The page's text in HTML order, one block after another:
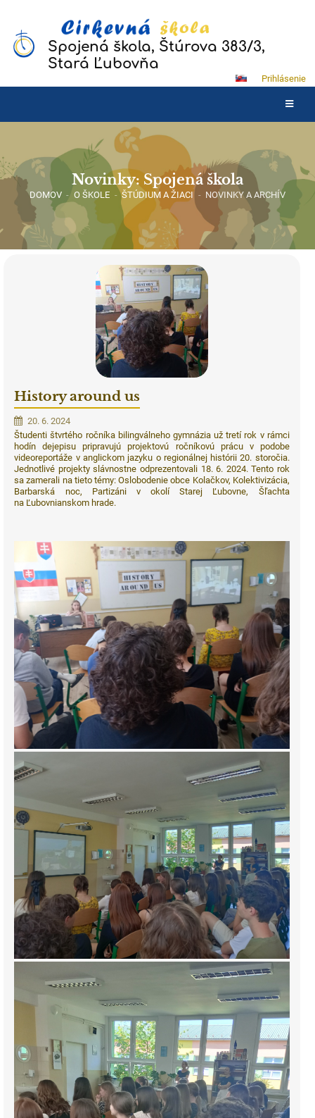
Spojená škola, Štúrova 383/3,
Stará Ľubovňa
Prihlásenie
Novinky: Spojená škola
DOMOV - O ŠKOLE - ŠTÚDIUM A ŽIACI - NOVINKY A ARCHÍV
History around us
20. 6. 2024
Študenti štvrtého ročníka bilingválneho gymnázia už tretí rok v rámci
hodín dejepisu pripravujú projektovú ročníkovú prácu v podobe
videoreportáže v anglickom jazyku o regionálnej histórii 20. storočia.
Jednotlivé projekty slávnostne odprezentovali 18. 6. 2024. Tento rok
sa zamerali na tieto témy: Oslobodenie obce Kolačkov, Kolektivizácia,
Barbarská noc, Partizáni v okolí Starej Ľubovne, Šľachta
na Ľubovnianskom hrade.